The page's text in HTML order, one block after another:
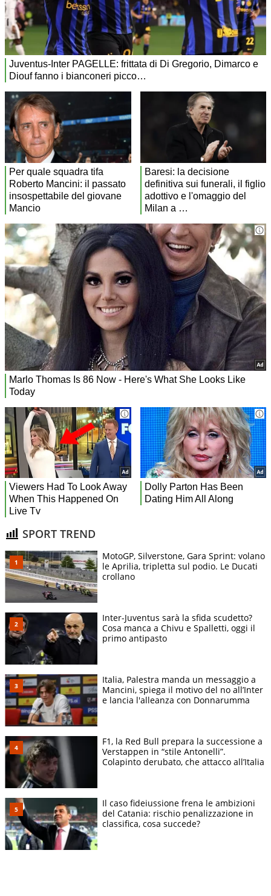
SPORT TREND
MotoGP, Silverstone, Gara Sprint: volano
le Aprilia, tripletta sul podio. Le Ducati
crollano
Inter-Juventus sarà la sfida scudetto?
Cosa manca a Chivu e Spalletti, oggi il
primo antipasto
Italia, Palestra manda un messaggio a
Mancini, spiega il motivo del no all’Inter
e lancia l'alleanza con Donnarumma
F1, la Red Bull prepara la successione a
Verstappen in “stile Antonelli”.
Colapinto derubato, che attacco all’Italia
Il caso fideiussione frena le ambizioni
del Catania: rischio penalizzazione in
classifica, cosa succede?